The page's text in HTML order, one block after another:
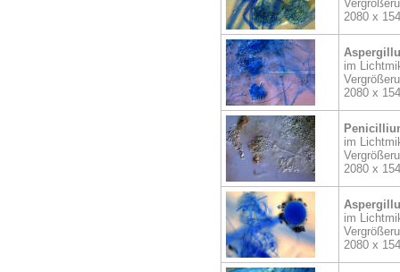
2080 x
im
2080 x
im
2080 x
im
2080 x